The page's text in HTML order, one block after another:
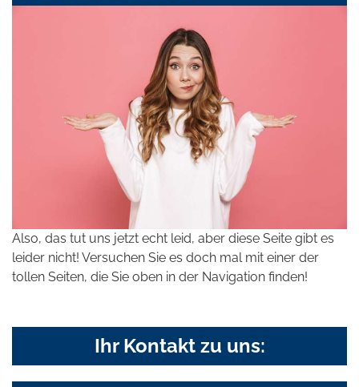
Also, das tut uns jetzt echt leid, aber diese Seite gibt es
leider nicht! Versuchen Sie es doch mal mit einer der
tollen Seiten, die Sie oben in der Navigation finden!
Ihr Kontakt zu uns: